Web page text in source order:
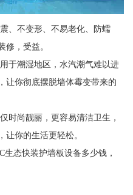
、不变形、不易老化、防蠕
，受益。
于潮湿地区，水汽潮气难以进
让你彻底摆脱墙体霉变带来的
时尚靓丽，更容易清洁卫生，
你的生活更轻松。
态快装护墙板设备多少钱，